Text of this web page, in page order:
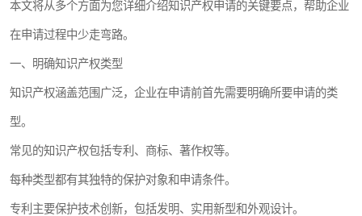
本文将从多个方面为您详细介绍知识产权申请的关键要点，帮助企业
在申请过程中少走弯路。
一、明确知识产权类型
知识产权涵盖范围广泛，企业在申请前首先需要明确所要申请的类
型。
常见的知识产权包括专利、商标、著作权等。
每种类型都有其独特的保护对象和申请条件。
专利主要保护技术创新，包括发明、实用新型和外观设计。